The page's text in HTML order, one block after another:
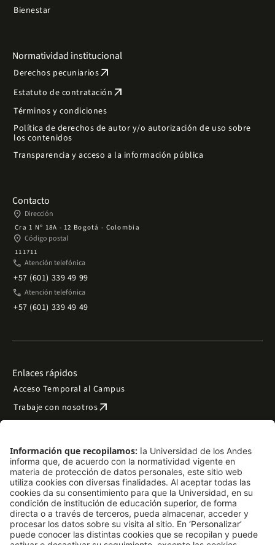
Bienestar
Normatividad institucional
Derechos pecuniariosarrow_outward
Estatuto de contratación arrow_outward
Términos y condiciones
Política de derechos de autor y/o autorización de uso sobre
los contenidos
Transparencia y acceso a la información pública
Contacto
place Dirección
Cra 1 Nº 18A - 12 Bogotá - Colombia
place Código postal
111711
phone Atención telefónica
+57 (601) 339 49 99
phone Atención telefónica
+57 (601) 339 49 49
Enlaces rápidos
Acceso Temporal al Campus
Trabaje con nosotrosarrow_outward
Preguntas frecuentes
Filantropía y donacionesarrow_outward
Mapa del sitio arrow_outward
Síguenos